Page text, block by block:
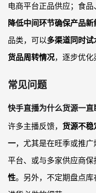
电商平台正品供应；食品
降低中间环节确保产品
品类，可以多渠道同时
货品周转情况，逐步优化
常见问题
快手直播为什么货源一直
许多主播反馈， 货源不稳
一，尤其是在旺季或推
平台、或与多家供应商
性。另外，不定期盘点